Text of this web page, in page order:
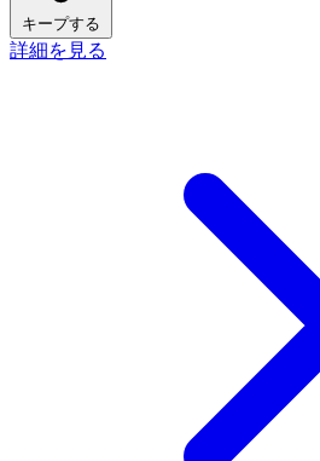
キープする
詳細を見る